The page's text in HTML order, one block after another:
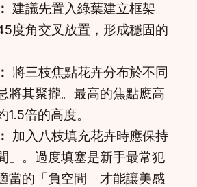
建議先置入綠葉建立框架。
度角交叉放置，形成穩固的
將三枝焦點花卉分布於不同
將其聚攏。最高的焦點應高
1.5倍的高度。
加入八枝填充花卉時應保持
」。過度填塞是新手最常犯
當的「負空間」才能讓美感